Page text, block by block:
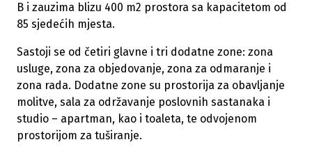
B i zauzima blizu 400 m2 prostora sa kapacitetom od
85 sjedećih mjesta.
Sastoji se od četiri glavne i tri dodatne zone: zona
usluge, zona za objedovanje, zona za odmaranje i
zona rada. Dodatne zone su prostorija za obavljanje
molitve, sala za održavanje poslovnih sastanaka i
studio – apartman, kao i toaleta, te odvojenom
prostorijom za tuširanje.